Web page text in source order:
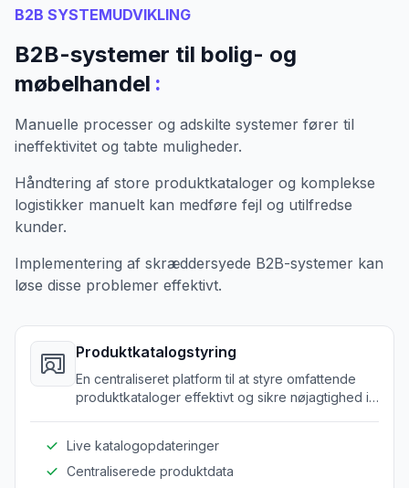
B2B SYSTEMUDVIKLING
B2B-systemer til bolig- og
møbelhandel :
Manuelle processer og adskilte systemer fører til
ineffektivitet og tabte muligheder.
Håndtering af store produktkataloger og komplekse
logistikker manuelt kan medføre fejl og utilfredse
kunder.
Implementering af skræddersyede B2B-systemer kan
løse disse problemer effektivt.
Produktkatalogstyring
En centraliseret platform til at styre omfattende
produktkataloger effektivt og sikre nøjagtighed i
Live katalogopdateringer
Centraliserede produktdata